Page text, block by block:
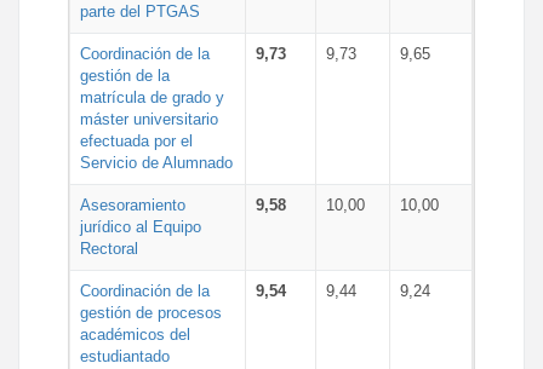
parte del PTGAS
Coordinación de la
gestión de la
matrícula de grado y
máster universitario
efectuada por el
Servicio de Alumnado
9,73 9,73 9,65
Asesoramiento
jurídico al Equipo
Rectoral
9,58 10,00 10,00
Coordinación de la
gestión de procesos
académicos del
estudiantado
9,54 9,44 9,24